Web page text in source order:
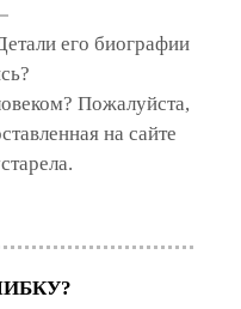
его биографии
Пожалуйста,
на сайте